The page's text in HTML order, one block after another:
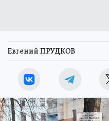
Евгений ПРУДКОВ